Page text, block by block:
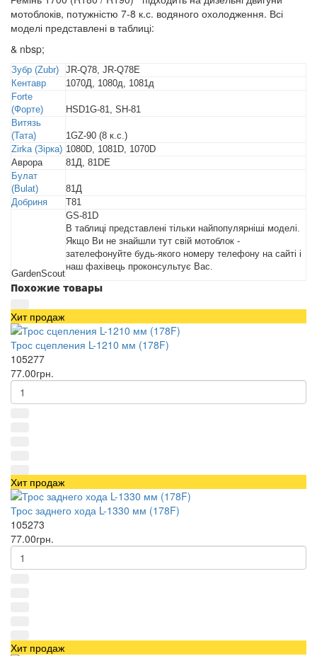
мотоблоків, потужністю 7-8 к.с. водяного охолодження. Всі
моделі представлені в таблиці:
& nbsp;
Зубр (Zubr)
JR-Q78, JR-Q78E
Кентавр
1070Д, 1080д, 1081д
Forte
(Форте)
HSD1G-81, SH-81
Витязь
(Тата)
1GZ-90 (8 к.с.)
Zirka (Зірка) 1080D, 1081D, 1070D
Аврора
81Д, 81DE
Булат
(Bulat)
81Д
Добриня
T81
GardenScout
GS-81D
В таблиці представлені тільки найпопулярніші моделі.
Якщо Ви не знайшли тут свій мотоблок -
зателефонуйте будь-якого номеру телефону на сайті і
наш фахівець проконсультує Вас.
Похожие товары
Хит продаж
Трос сцепления L-1210 мм (178F)
105277
77.00грн.
Хит продаж
Трос заднего хода L-1330 мм (178F)
105273
77.00грн.
Хит продаж